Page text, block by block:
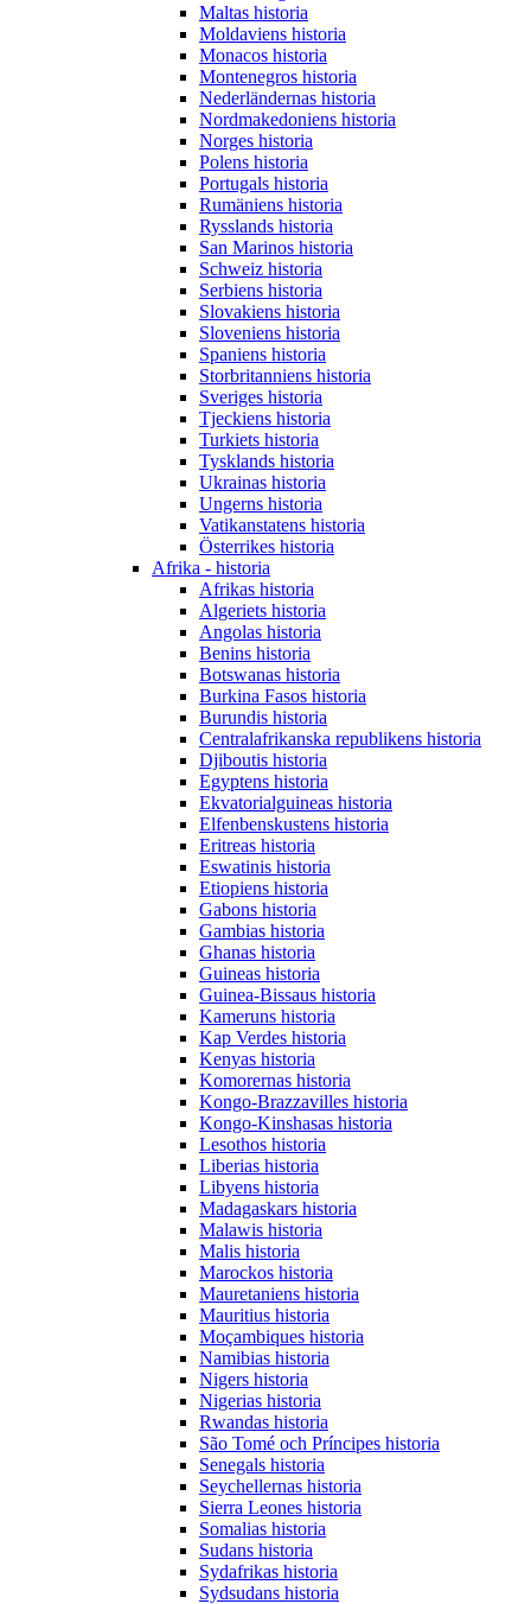
Maltas historia
Moldaviens historia
Monacos historia
Montenegros historia
Nederländernas historia
Nordmakedoniens historia
Norges historia
Polens historia
Portugals historia
Rumäniens historia
Rysslands historia
San Marinos historia
Schweiz historia
Serbiens historia
Slovakiens historia
Sloveniens historia
Spaniens historia
Storbritanniens historia
Sveriges historia
Tjeckiens historia
Turkiets historia
Tysklands historia
Ukrainas historia
Ungerns historia
Vatikanstatens historia
Österrikes historia
Afrika - historia
Afrikas historia
Algeriets historia
Angolas historia
Benins historia
Botswanas historia
Burkina Fasos historia
Burundis historia
Centralafrikanska republikens historia
Djiboutis historia
Egyptens historia
Ekvatorialguineas historia
Elfenbenskustens historia
Eritreas historia
Eswatinis historia
Etiopiens historia
Gabons historia
Gambias historia
Ghanas historia
Guineas historia
Guinea-Bissaus historia
Kameruns historia
Kap Verdes historia
Kenyas historia
Komorernas historia
Kongo-Brazzavilles historia
Kongo-Kinshasas historia
Lesothos historia
Liberias historia
Libyens historia
Madagaskars historia
Malawis historia
Malis historia
Marockos historia
Mauretaniens historia
Mauritius historia
Moçambiques historia
Namibias historia
Nigers historia
Nigerias historia
Rwandas historia
São Tomé och Príncipes historia
Senegals historia
Seychellernas historia
Sierra Leones historia
Somalias historia
Sudans historia
Sydafrikas historia
Sydsudans historia